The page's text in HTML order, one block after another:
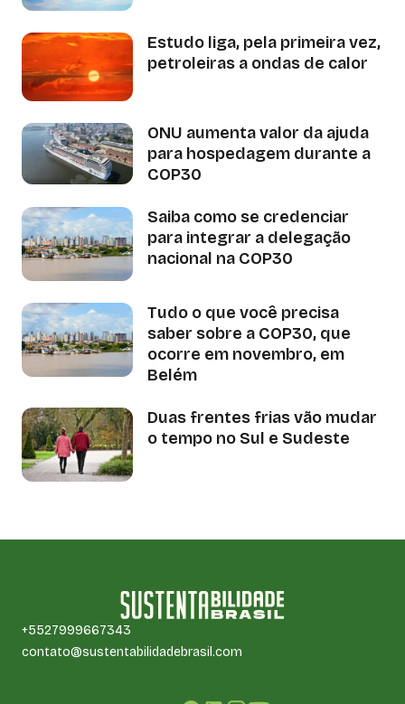
Estudo liga, pela primeira vez,
petroleiras a ondas de calor
ONU aumenta valor da ajuda
para hospedagem durante a
COP30
Saiba como se credenciar
para integrar a delegação
nacional na COP30
Tudo o que você precisa
saber sobre a COP30, que
ocorre em novembro, em
Belém
Duas frentes frias vão mudar
o tempo no Sul e Sudeste
+5527999667343
contato@sustentabilidadebrasil.com